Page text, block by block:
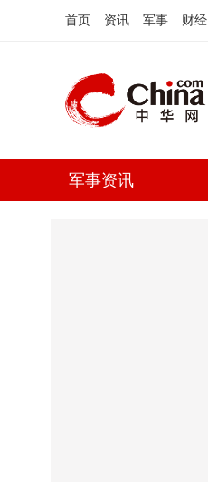
首页 资讯 军事 财经
军事资讯